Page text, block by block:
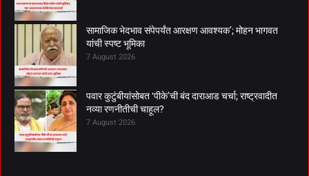
सामाजिक भेदभाव संपेपर्यंत आरक्षण आवश्यक’; मोहन भागवत
यांची स्पष्ट भूमिका
7 August 2026
पवार कुटुंबीयांसोबत ‘पीके’ची बंद दाराआड चर्चा; राष्ट्रवादीत
नव्या रणनीतीची चाहूल?
7 August 2026